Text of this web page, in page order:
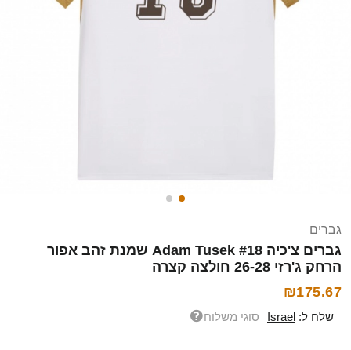
גברים
גברים צ'כיה Adam Tusek #18 שמנת זהב אפור
הרחק ג'רזי 26-28 חולצה קצרה
₪175.67
שלח ל: Israel סוגי משלוח